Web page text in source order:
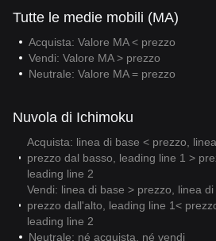
Tutte le medie mobili (MA)
Acquista: Valore MA < prezzo
Vendi: Valore MA > prezzo
Neutrale: Valore MA = prezzo
Nuvola di Ichimoku
Acquista: linea di base < prezzo,
prezzo dal basso, leading line 1 >
leading line 2
Vendi: linea di base > prezzo, linea
prezzo dall'alto, leading line 1<
leading line 2
Neutrale: né acquista, né vendi